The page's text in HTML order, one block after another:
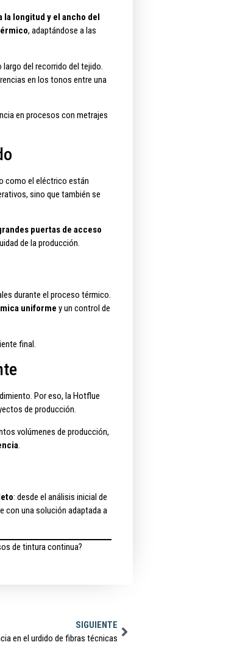
longitud y el ancho del
, adaptándose a las
del recorrido del tejido.
en los tonos entre una
en procesos con metrajes
como el eléctrico están
sino que también se
puertas de acceso
de la producción.
durante el proceso térmico.
uniforme y un control de
final.
Por eso, la Hotflue
de producción.
volúmenes de producción,
: desde el análisis inicial de
con una solución adaptada a
de tintura continua?
SIGUIENTE
en el urdido de fibras técnicas